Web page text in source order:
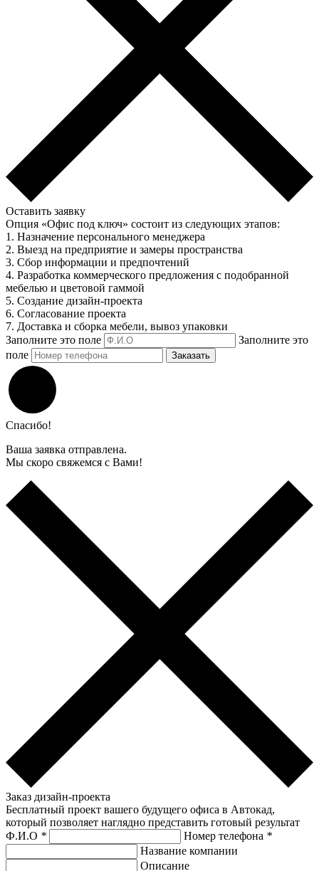
Оставить заявку
Опция «Офис под ключ» состоит из следующих этапов:
1. Назначение персонального менеджера
2. Выезд на предприятие и замеры пространства
3. Сбор информации и предпочтений
4. Разработка коммерческого предложения с подобранной
мебелью и цветовой гаммой
5. Создание дизайн-проекта
6. Согласование проекта
7. Доставка и сборка мебели, вывоз упаковки
Заполните это поле
Заполните это
поле
Заказать
Спасибо!
Ваша заявка отправлена.
Мы скоро свяжемся с Вами!
Заказ дизайн-проекта
Бесплатный проект вашего будущего офиса в Автокад,
который позволяет наглядно представить готовый результат
Ф.И.О * Номер телефона *
Название компании
Описание